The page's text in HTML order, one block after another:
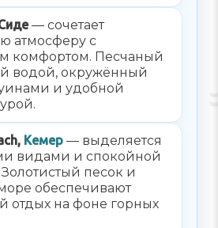
— сочетает
атмосферу с
комфортом. Песчаный
водой, окружённый
и удобной
Кемер — выделяется
видами и спокойной
песок и
обеспечивают
отдых на фоне горных